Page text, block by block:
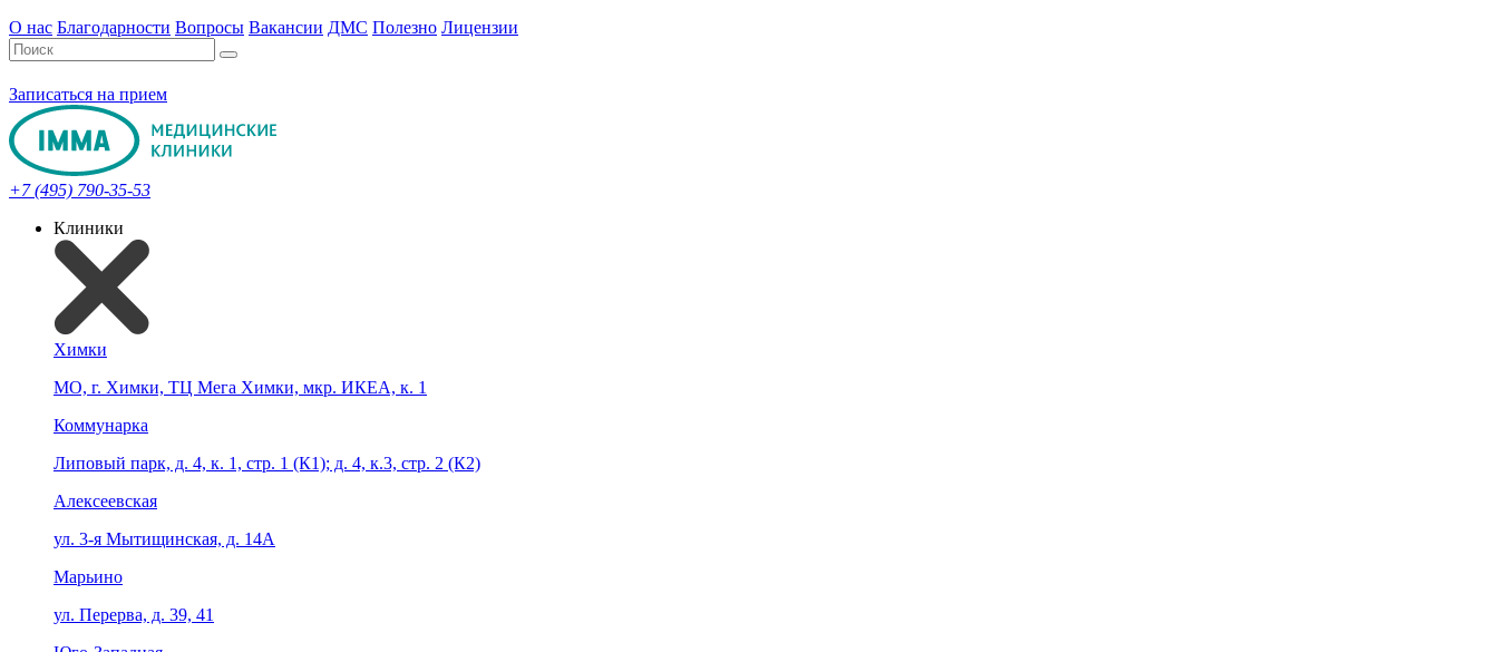
О нас Благодарности Вопросы Вакансии ДМС Полезно Лицензии
Записаться на прием
+7 (495) 790-35-53
Клиники
Химки
МО, г. Химки, ТЦ Мега Химки, мкр. ИКЕА, к. 1
Коммунарка
Липовый парк, д. 4, к. 1, стр. 1 (К1); д. 4, к.3, стр. 2 (К2)
Алексеевская
ул. 3-я Мытищинская, д. 14А
Марьино
ул. Перерва, д. 39, 41